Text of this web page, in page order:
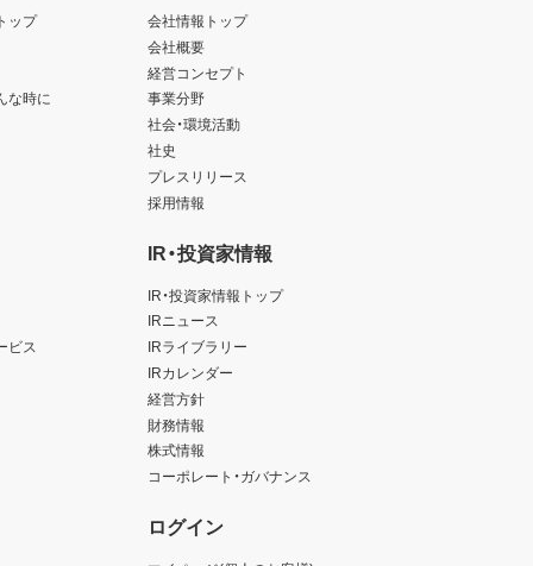
ップ
な時に
ビス
会社情報トップ
会社概要
経営コンセプト
事業分野
社会・環境活動
社史
プレスリリース
採用情報
IR・投資家情報
IR・投資家情報トップ
IRニュース
IRライブラリー
IRカレンダー
経営方針
財務情報
株式情報
コーポレート・ガバナンス
ログイン